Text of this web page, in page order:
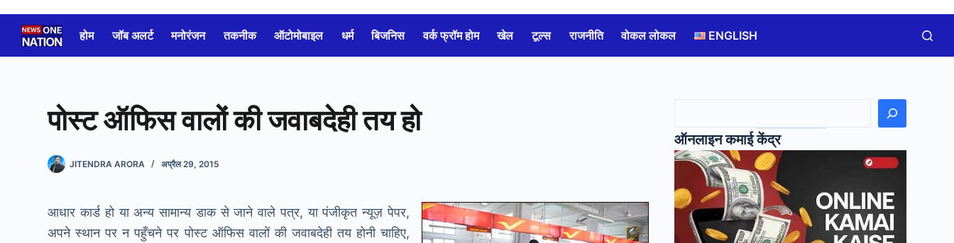
content
होम जॉब अलर्ट मनोरंजन तकनीक ऑटोमोबाइल धर्म बिजनिस वर्क फ्रॉम होम खेल टूल्स राजनीति वोकल लोकल ENGLISH
पोस्ट ऑफिस वालों की जवाबदेही तय हो
JITENDRA ARORA अप्रैल 29, 2015
आधार कार्ड हो या अन्य सामान्य डाक से जाने वाले पत्र, या पंजीकृत न्यूज़ पेपर,
अपने स्थान पर न पहुँचने पर पोस्ट ऑफिस वालों की जवाबदेही तय होनी चाहिए,
ऑनलाइन कमाई केंद्र